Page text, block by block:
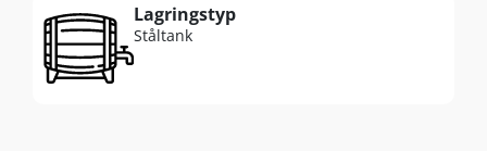
Lagringstyp
Ståltank